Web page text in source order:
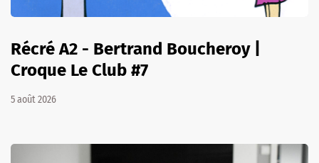
Récré A2 - Bertrand Boucheroy |
Croque Le Club #7
5 août 2026